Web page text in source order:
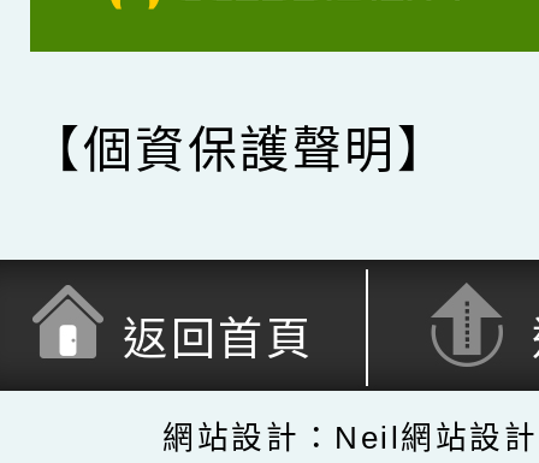
【個資保護聲明】
返回首頁
網站設計：Neil網站設